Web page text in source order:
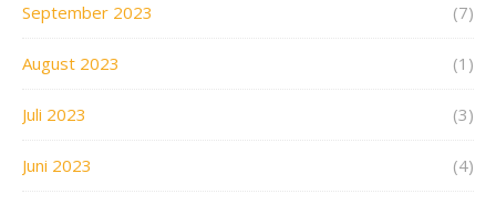
September 2023 (7)
August 2023 (1)
Juli 2023 (3)
Juni 2023 (4)